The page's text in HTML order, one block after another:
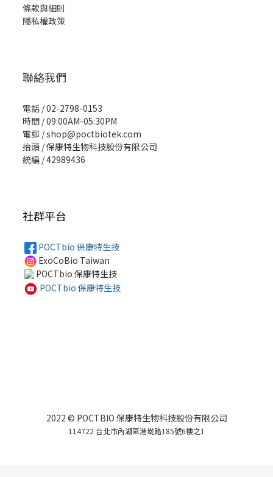
條款與細則
隱私權政策
聯絡我們
電話 / 02-2798-0153
時間 / 09:00AM-05:30PM
電郵 / shop@poctbiotek.com
抬頭 / 保康特生物科技股份有限公司
統編 / 42989436
社群平台
POCTbio 保康特生技
ExoCoBio Taiwan
POCTbio 保康特生技
POCTbio 保康特生技
2022 © POCTBIO 保康特生物科技股份有限公司
114722 台北市內湖區港墘路185號6樓之1